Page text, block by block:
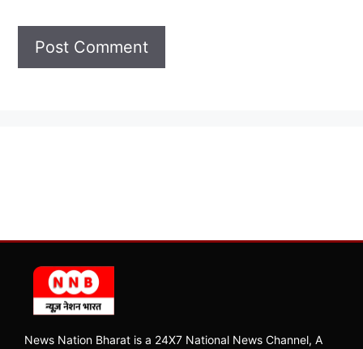
News Nation Bharat is a 24X7 National News Channel, A